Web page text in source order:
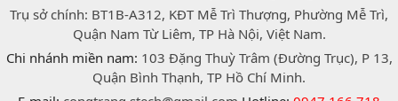
Trụ sở chính: BT1B-A312, KĐT Mễ Trì Thượng, Phường Mễ Trì,
Quận Nam Từ Liêm, TP Hà Nội, Việt Nam.
Chi nhánh miền nam: 103 Đặng Thuỳ Trâm (Đường Trục), P 13,
Quận Bình Thạnh, TP Hồ Chí Minh.